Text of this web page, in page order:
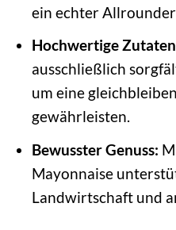
ein echter
Hochwertige
ausschließlich
um eine
gewährleisten.
Bewusster Genuss:
Mayonnaise
Landwirtschaft und